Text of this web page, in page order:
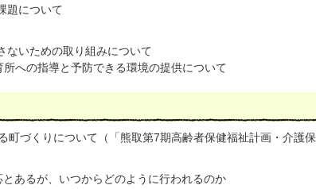
題について
ないための取り組みについて
への指導と予防できる環境の提供について
町づくりについて（「熊取第7期高齢者保健福祉計画・介護保
あるが、いつからどのように行われるのか